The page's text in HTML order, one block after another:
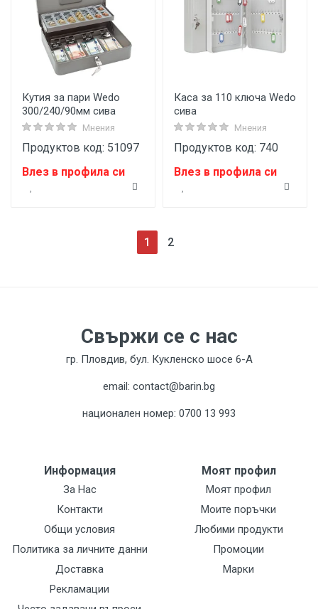
Кутия за пари Wedo
300/240/90мм сива
Мнения
Продуктов код: 51097
Влез в профила си
Каса за 110 ключа Wedo
сива
Мнения
Продуктов код: 740
Влез в профила си
1 (current)
2
Свържи се с нас
гр. Пловдив, бул. Кукленско шосе 6-А
email: contact@barin.bg
национален номер: 0700 13 993
Информация
За Нас
Контакти
Общи условия
Политика за личните данни
Доставка
Рекламации
Моят профил
Моят профил
Моите поръчки
Любими продукти
Промоции
Марки